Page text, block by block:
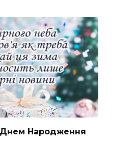
Днем Народження